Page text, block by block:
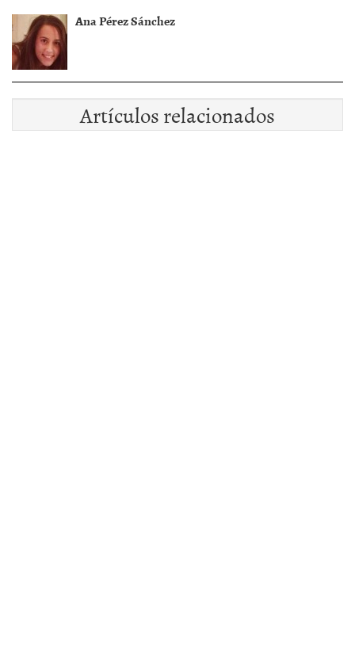
Ana Pérez Sánchez
Artículos relacionados